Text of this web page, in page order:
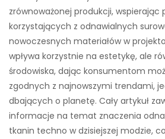
zrównoważonej produkcji,
korzystających z odnawialnych
nowoczesnych materiałów w
wpływa korzystnie na estetykę, ale
środowiska, dając konsumentom
zgodnych z najnowszymi trendami,
dbających o planetę. Cały artykuł
informacje na temat znaczenia
tkanin techno w dzisiejszej modzie,